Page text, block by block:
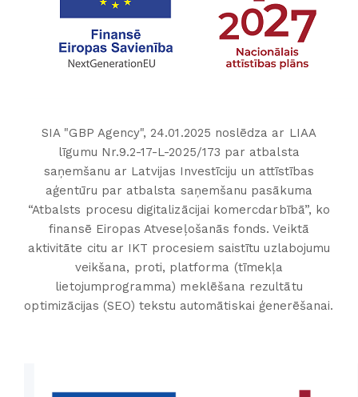
SIA "GBP Agency", 24.01.2025 noslēdza ar LIAA
līgumu Nr.9.2-17-L-2025/173 par atbalsta
saņemšanu ar Latvijas Investīciju un attīstības
aģentūru par atbalsta saņemšanu pasākuma
“Atbalsts procesu digitalizācijai komercdarbībā”, ko
finansē Eiropas Atveseļošanās fonds. Veiktā
aktivitāte citu ar IKT procesiem saistītu uzlabojumu
veikšana, proti, platforma (tīmekļa
lietojumprogramma) meklēšana rezultātu
optimizācijas (SEO) tekstu automātiskai ģenerēšanai.